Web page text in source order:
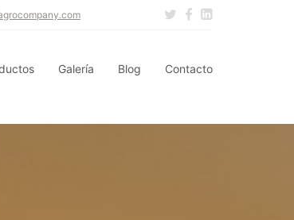
Galería Blog Contacto